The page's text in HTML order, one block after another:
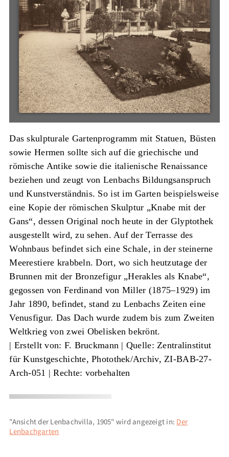
Das skulpturale Gartenprogramm mit Statuen, Büsten
sowie Hermen sollte sich auf die griechische und
römische Antike sowie die italienische Renaissance
beziehen und zeugt von Lenbachs Bildungsanspruch
und Kunstverständnis. So ist im Garten beispielsweise
eine Kopie der römischen Skulptur „Knabe mit der
Gans“, dessen Original noch heute in der Glyptothek
ausgestellt wird, zu sehen. Auf der Terrasse des
Wohnbaus befindet sich eine Schale, in der steinerne
Meerestiere krabbeln. Dort, wo sich heutzutage der
Brunnen mit der Bronzefigur „Herakles als Knabe“,
gegossen von Ferdinand von Miller (1875–1929) im
Jahr 1890, befindet, stand zu Lenbachs Zeiten eine
Venusfigur. Das Dach wurde zudem bis zum Zweiten
Weltkrieg von zwei Obelisken bekrönt.
| Erstellt von: F. Bruckmann | Quelle: Zentralinstitut
für Kunstgeschichte, Photothek/Archiv, ZI-BAB-27-
Arch-051 | Rechte: vorbehalten
"Ansicht der Lenbachvilla, 1905" wird angezeigt in: Der
Lenbachgarten